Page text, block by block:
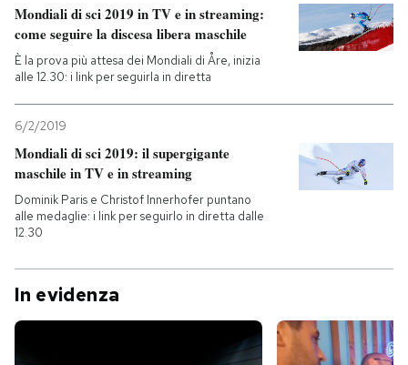
Mondiali di sci 2019 in TV e in streaming:
come seguire la discesa libera maschile
È la prova più attesa dei Mondiali di Åre, inizia
alle 12.30: i link per seguirla in diretta
6/2/2019
Mondiali di sci 2019: il supergigante
maschile in TV e in streaming
Dominik Paris e Christof Innerhofer puntano
alle medaglie: i link per seguirlo in diretta dalle
12.30
In evidenza